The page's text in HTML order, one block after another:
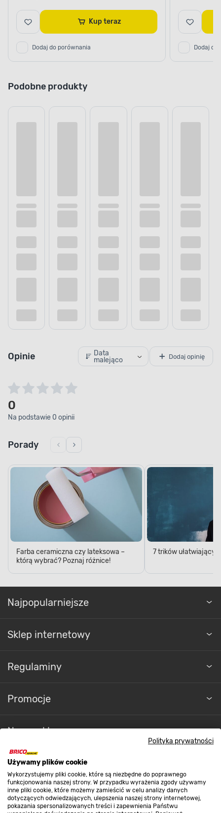
Polityka prywatności
Używamy plików cookie
Wykorzystujemy pliki cookie, które są niezbędne do poprawnego
funkcjonowania naszej strony. W przypadku wyrażenia zgody używamy
inne pliki cookie, które możemy zamieścić w celu analizy danych
dotyczących odwiedzających, ulepszenia naszej strony internetowej,
pokazania spersonalizowanych treści i zapewnienia Państwu
Kup teraz
Dodaj do porównania Dodaj do
Podobne produkty
Opinie
Data
malejąco
Dodaj opinię
0
Na podstawie 0 opinii
Porady
Farba ceramiczna czy lateksowa –
którą wybrać? Poznaj różnice!
7 trików
Najpopularniejsze
Sklep internetowy
Regulaminy
Promocje
Nasze sklepy
O nas
Kontakt do sklepu